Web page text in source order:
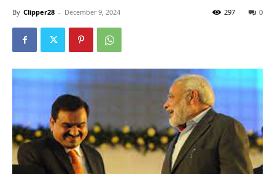
By Clipper28 - December 9, 2024 0
297